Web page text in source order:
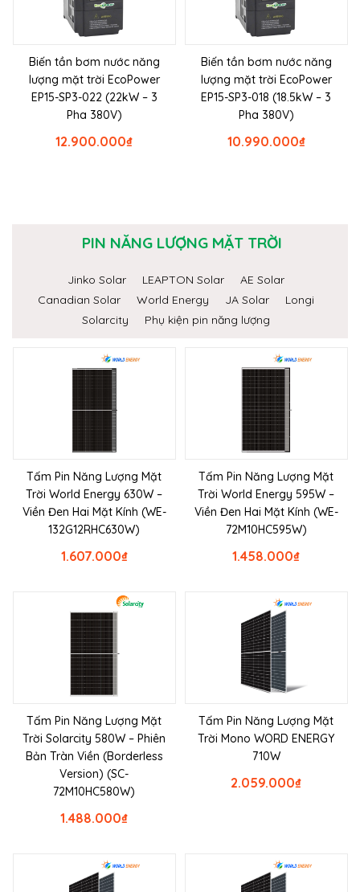
Biến tần bơm nước năng
lượng mặt trời EcoPower
EP15-SP3-022 (22kW – 3
Pha 380V)
₫
12.900.000
Biến tần bơm nước năng
lượng mặt trời EcoPower
EP15-SP3-018 (18.5kW – 3
Pha 380V)
₫
10.990.000
PIN NĂNG LƯỢNG MẶT TRỜI
Jinko Solar LEAPTON Solar
AE Solar
Canadian Solar
World Energy JA Solar
Longi
Solarcity
Phụ kiện pin năng lượng
Tấm Pin Năng Lượng Mặt
Trời World Energy 630W –
Viền Đen Hai Mặt Kính (WE-
132G12RHC630W)
₫
1.607.000
Tấm Pin Năng Lượng Mặt
Trời World Energy 595W –
Viền Đen Hai Mặt Kính (WE-
72M10HC595W)
₫
1.458.000
Tấm Pin Năng Lượng Mặt
Trời Solarcity 580W – Phiên
Bản Tràn Viền (Borderless
Version) (SC-
72M10HC580W)
₫
1.488.000
Tấm Pin Năng Lượng Mặt
Trời Mono WORD ENERGY
710W
₫
2.059.000